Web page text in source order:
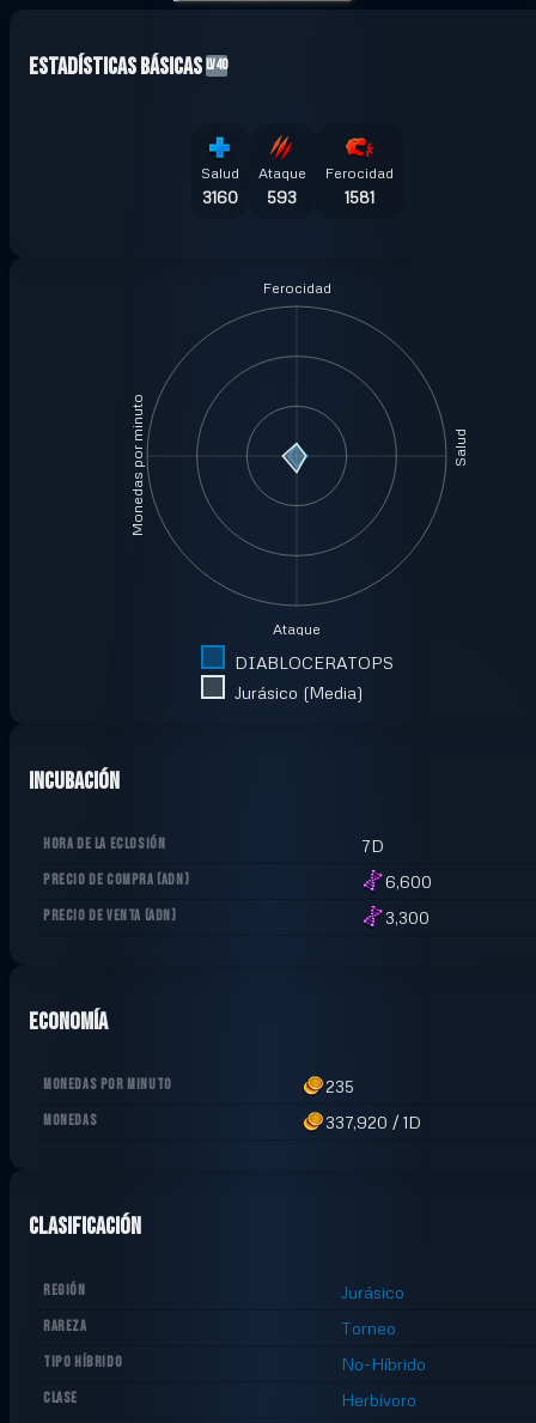
Estadísticas Básicas LV40
Salud
3160
Ataque
593
Ferocidad
1581
Ferocidad
Salud
Ataque
Monedas por minuto
DIABLOCERATOPS
Jurásico (Media)
Incubación
HORA DE LA ECLOSIÓN 7D
PRECIO DE COMPRA (ADN) 6,600
PRECIO DE VENTA (ADN) 3,300
Economía
MONEDAS POR MINUTO 235
MONEDAS 337,920 / 1D
Clasificación
REGIÓN Jurásico
RAREZA Torneo
TIPO HÍBRIDO No-Híbrido
CLASE Herbívoro